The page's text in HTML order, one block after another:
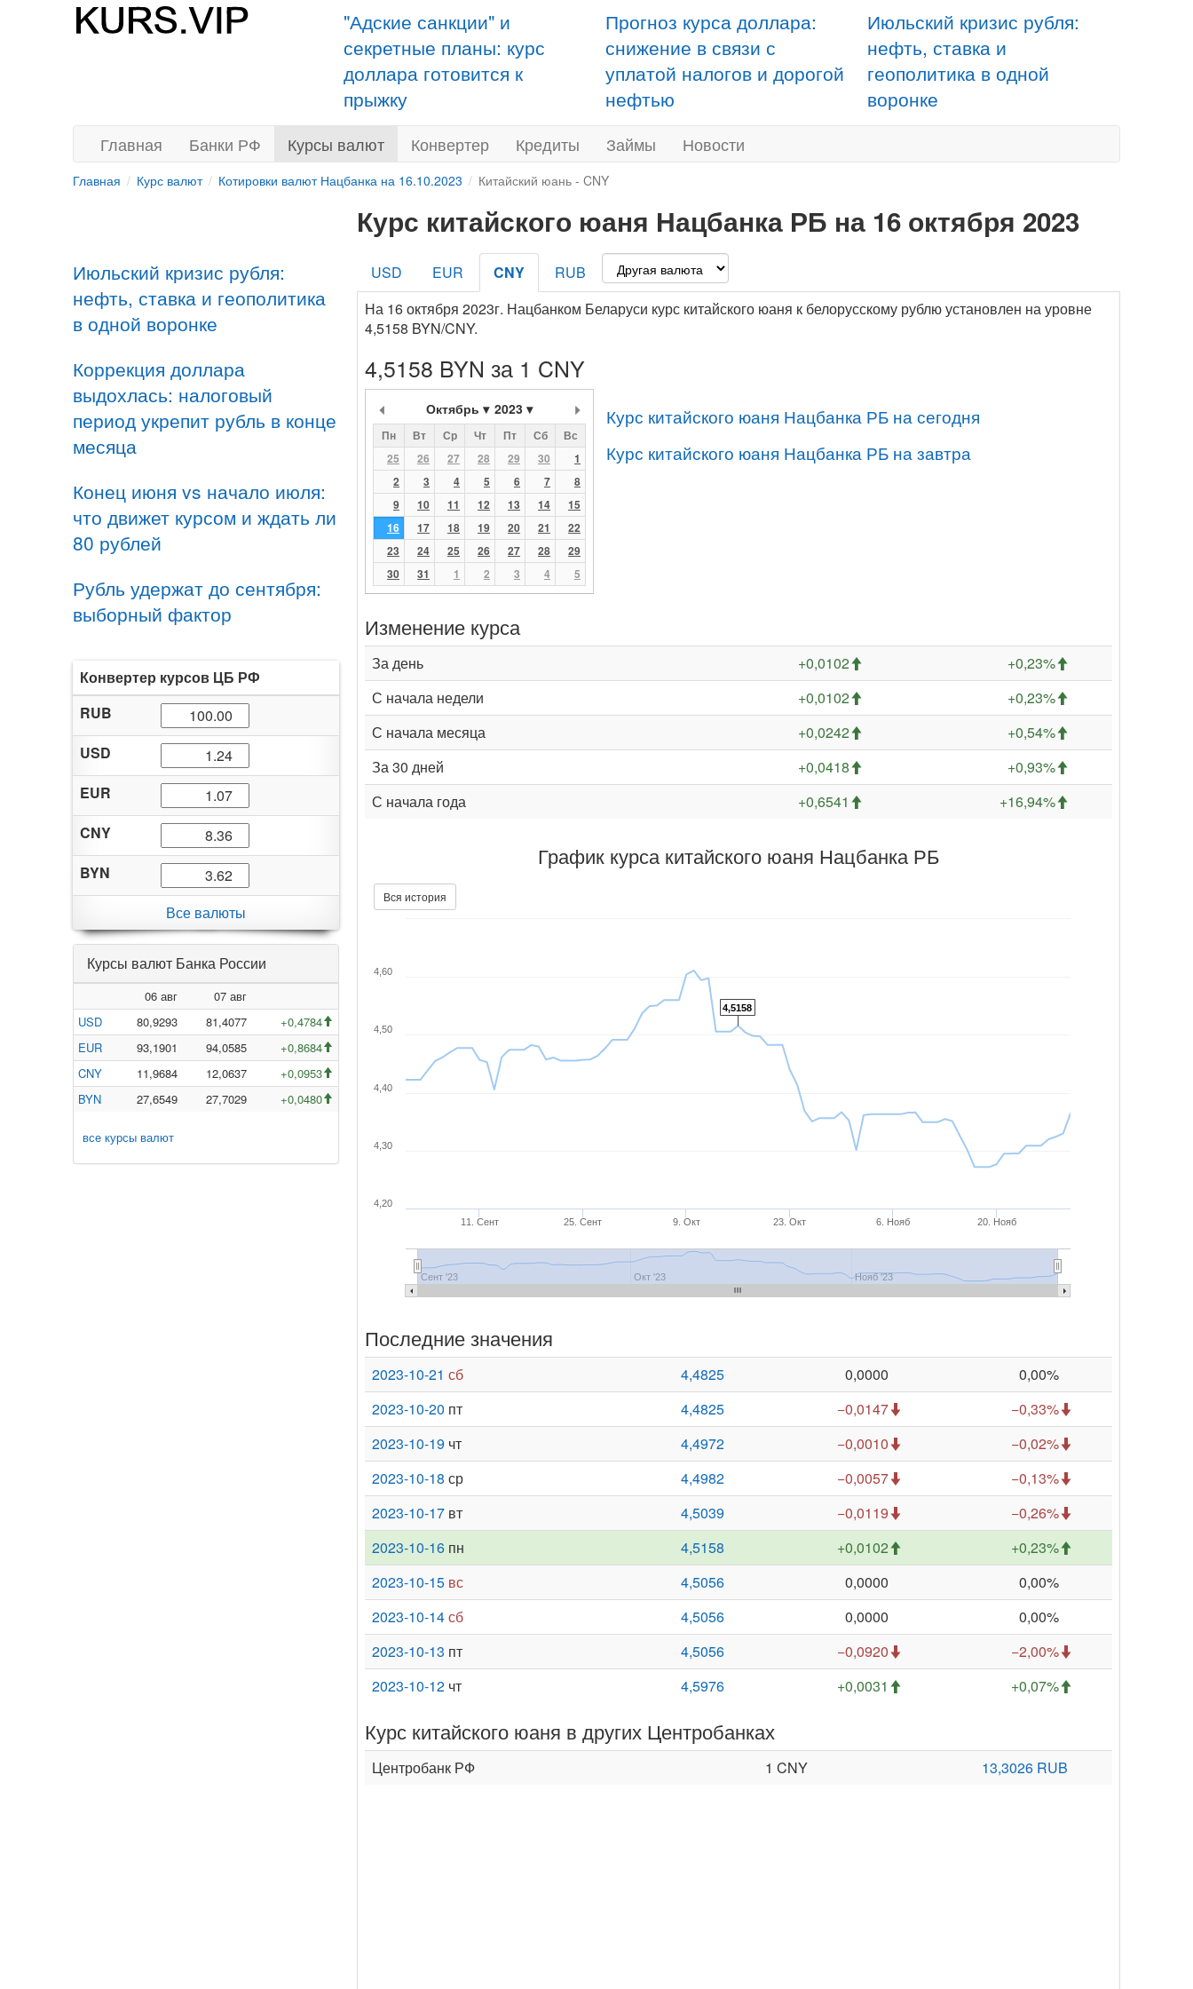
"Адские санкции" и
секретные планы: курс
доллара готовится к
прыжку
Прогноз курса доллара:
снижение в связи с
уплатой налогов и дорогой
нефтью
Июльский кризис рубля:
нефть, ставка и
геополитика в одной
воронке
Главная Банки РФ Курсы валют Конвертер Кредиты Займы Новости
Главная Курс валют Котировки валют Нацбанка на 16.10.2023 Китайский юань - CNY
Июльский кризис рубля:
нефть, ставка и геополитика
в одной воронке
Коррекция доллара
выдохлась: налоговый
период укрепит рубль в конце
месяца
Конец июня vs начало июля:
что движет курсом и ждать ли
80 рублей
Рубль удержат до сентября:
выборный фактор
Конвертер курсов ЦБ РФ
RUB
USD
EUR
CNY
BYN
Все валюты
Курсы валют Банка России
06 авг
07 авг
USD
80,9293 81,4077
+0,4784
EUR
93,1901 94,0585
+0,8684
CNY
11,9684 12,0637
+0,0953
BYN
27,6549 27,7029 +0,0480
все курсы валют
Курс китайского юаня Нацбанка РБ на 16 октября 2023
USD EUR CNY
RUB
На 16 октября 2023г. Нацбанком Беларуси курс китайского юаня к белорусскому рублю установлен на уровне
4,5158 BYN/CNY.
4,5158 BYN за 1 CNY
Октябрь 2023
Пн Вт Ср Чт Пт Сб
Вс
25
26 27 28 29 30
1
2
3 4 5 6 7
8
9
10 11 12 13 14
15
16
17 18 19 20 21
22
23
24 25 26 27 28
29
30
31 1 2 3 4 5
Курс китайского юаня Нацбанка РБ на сегодня
Курс китайского юаня Нацбанка РБ на завтра
Изменение курса
За день +0,0102
+0,23%
С начала недели
+0,0102
+0,23%
С начала месяца
+0,0242
+0,54%
За 30 дней
+0,0418
+0,93%
С начала года
+0,6541 +16,94%
График курса китайского юаня Нацбанка РБ
Вся история
4,5158
11. Сент 25. Сент 9. Окт 23. Окт 6. Нояб 20. Нояб
Сент '23 Окт '23 Нояб '23
4,20
4,30
4,40
4,50
4,60
Последние значения
2023-10-21 сб 4,4825 0,0000
0,00%
2023-10-20 пт 4,4825 −0,0147
−0,33%
2023-10-19 чт 4,4972 −0,0010
−0,02%
2023-10-18 ср 4,4982 −0,0057
−0,13%
2023-10-17 вт 4,5039 −0,0119
−0,26%
2023-10-16 пн 4,5158 +0,0102
+0,23%
2023-10-15 вс 4,5056 0,0000
0,00%
2023-10-14сб 4,5056 0,0000
0,00%
2023-10-13 пт 4,5056 −0,0920
−2,00%
2023-10-12 чт 4,5976 +0,0031 +0,07%
Курс китайского юаня в других Центробанках
Центробанк РФ 1 CNY 13,3026 RUB